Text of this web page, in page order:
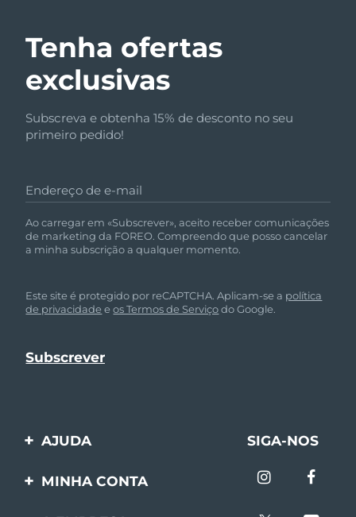
Tenha ofertas
exclusivas
Subscreva e obtenha 15% de desconto no seu
primeiro pedido!
Endereço de e-mail
Ao carregar em «Subscrever», aceito receber comunicações
de marketing da FOREO. Compreendo que posso cancelar
a minha subscrição a qualquer momento.
Este site é protegido por reCAPTCHA. Aplicam-se a política
de privacidade eos Termos de Serviçodo Google.
AJUDA
Entre em contato
SIGA-NOS
MINHA CONTA
Registro de produto